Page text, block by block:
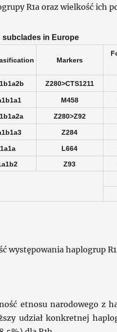
R1a oraz wielkość ich
of main
Markers
Z280>CTS1211
M458
Z280>Z92
Z284
L664
Z93
występowania haplogrup
etnosu narodowego z
udział konkretnej